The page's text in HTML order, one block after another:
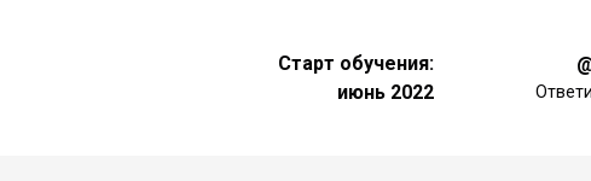
Старт обучения:
июнь 2022